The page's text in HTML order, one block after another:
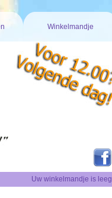
Winkelmandje
Uw winkelmandje is leeg